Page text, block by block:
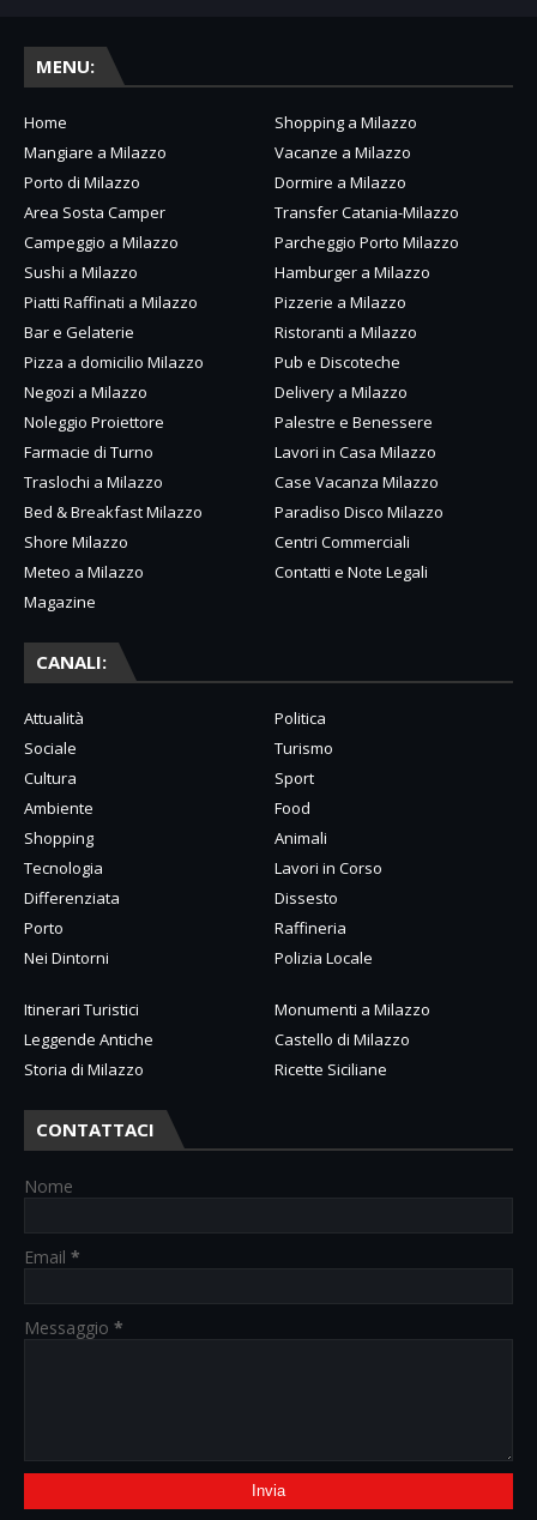
MENU:
Home
Shopping a Milazzo
Mangiare a Milazzo
Vacanze a Milazzo
Porto di Milazzo
Dormire a Milazzo
Area Sosta Camper
Transfer Catania-Milazzo
Campeggio a Milazzo
Parcheggio Porto Milazzo
Sushi a Milazzo
Hamburger a Milazzo
Piatti Raffinati a Milazzo
Pizzerie a Milazzo
Bar e Gelaterie
Ristoranti a Milazzo
Pizza a domicilio Milazzo
Pub e Discoteche
Negozi a Milazzo
Delivery a Milazzo
Noleggio Proiettore
Palestre e Benessere
Farmacie di Turno
Lavori in Casa Milazzo
Traslochi a Milazzo
Case Vacanza Milazzo
Bed & Breakfast Milazzo
Paradiso Disco Milazzo
Shore Milazzo
Centri Commerciali
Meteo a Milazzo
Contatti e Note Legali
Magazine
CANALI:
Attualità
Politica
Sociale
Turismo
Cultura
Sport
Ambiente
Food
Shopping
Animali
Tecnologia
Lavori in Corso
Differenziata
Dissesto
Porto
Raffineria
Nei Dintorni
Polizia Locale
Itinerari Turistici
Monumenti a Milazzo
Leggende Antiche
Castello di Milazzo
Storia di Milazzo
Ricette Siciliane
CONTATTACI
Nome
Email *
Messaggio *